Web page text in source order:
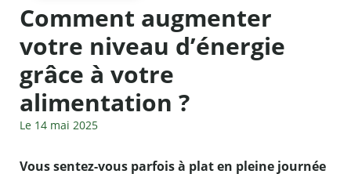
Comment augmenter
votre niveau d’énergie
grâce à votre
alimentation ?
Le 14 mai 2025
Vous sentez-vous parfois à plat en pleine journée